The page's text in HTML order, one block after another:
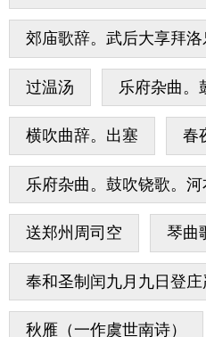
郊庙歌辞。武后大享拜洛
过温汤 乐府杂曲。
横吹曲辞。出塞 春
乐府杂曲。鼓吹铙歌。
送郑州周司空 琴曲
奉和圣制闰九月九日登
秋雁（一作虞世南诗）